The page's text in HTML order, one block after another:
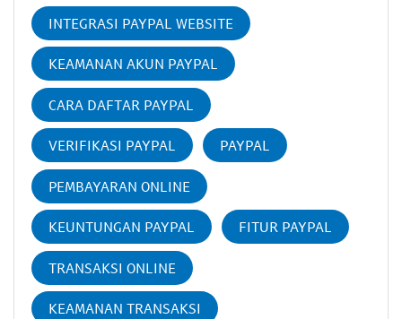
INTEGRASI PAYPAL WEBSITE
KEAMANAN AKUN PAYPAL
CARA DAFTAR PAYPAL
VERIFIKASI PAYPAL PAYPAL
PEMBAYARAN ONLINE
KEUNTUNGAN PAYPAL FITUR PAYPAL
TRANSAKSI ONLINE
KEAMANAN TRANSAKSI